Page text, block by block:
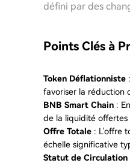
défini par des
Points Clés à
Token Déflationniste
favoriser la réduction
BNB Smart Chain :
de la liquidité offertes
Offre Totale : L'offre
échelle significative
Statut de Circulation